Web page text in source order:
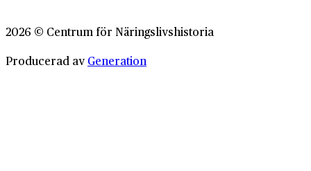
2026 © Centrum för Näringslivshistoria
Producerad av Generation